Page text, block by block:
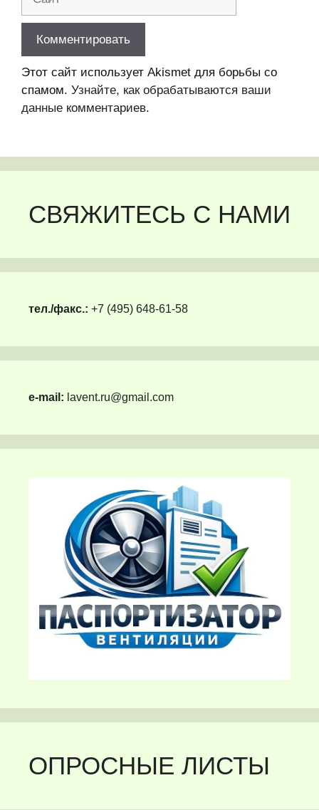
Этот сайт использует Akismet для борьбы со
спамом. Узнайте, как обрабатываются ваши
данные комментариев.
СВЯЖИТЕСЬ С НАМИ
тел./факс.: +7 (495) 648-61-58
e-mail: lavent.ru@gmail.com
ОПРОСНЫЕ ЛИСТЫ